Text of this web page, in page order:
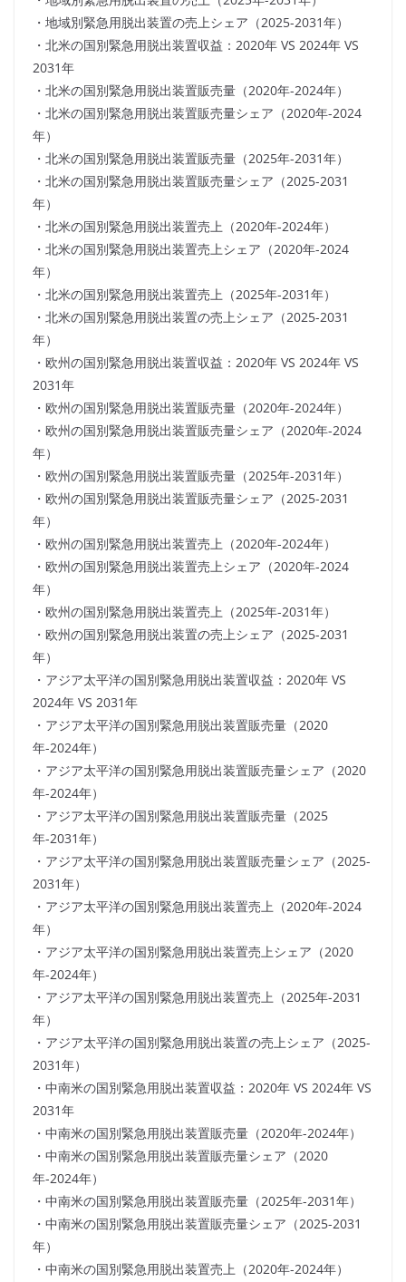
・地域別緊急用脱出装置の売上シェア（2025-2031年）
・北米の国別緊急用脱出装置収益：2020年 VS 2024年 VS
2031年
・北米の国別緊急用脱出装置販売量（2020年-2024年）
・北米の国別緊急用脱出装置販売量シェア（2020年-2024
年）
・北米の国別緊急用脱出装置販売量（2025年-2031年）
・北米の国別緊急用脱出装置販売量シェア（2025-2031
年）
・北米の国別緊急用脱出装置売上（2020年-2024年）
・北米の国別緊急用脱出装置売上シェア（2020年-2024
年）
・北米の国別緊急用脱出装置売上（2025年-2031年）
・北米の国別緊急用脱出装置の売上シェア（2025-2031
年）
・欧州の国別緊急用脱出装置収益：2020年 VS 2024年 VS
2031年
・欧州の国別緊急用脱出装置販売量（2020年-2024年）
・欧州の国別緊急用脱出装置販売量シェア（2020年-2024
年）
・欧州の国別緊急用脱出装置販売量（2025年-2031年）
・欧州の国別緊急用脱出装置販売量シェア（2025-2031
年）
・欧州の国別緊急用脱出装置売上（2020年-2024年）
・欧州の国別緊急用脱出装置売上シェア（2020年-2024
年）
・欧州の国別緊急用脱出装置売上（2025年-2031年）
・欧州の国別緊急用脱出装置の売上シェア（2025-2031
年）
・アジア太平洋の国別緊急用脱出装置収益：2020年 VS
2024年 VS 2031年
・アジア太平洋の国別緊急用脱出装置販売量（2020
年-2024年）
・アジア太平洋の国別緊急用脱出装置販売量シェア（2020
年-2024年）
・アジア太平洋の国別緊急用脱出装置販売量（2025
年-2031年）
・アジア太平洋の国別緊急用脱出装置販売量シェア（2025-
2031年）
・アジア太平洋の国別緊急用脱出装置売上（2020年-2024
年）
・アジア太平洋の国別緊急用脱出装置売上シェア（2020
年-2024年）
・アジア太平洋の国別緊急用脱出装置売上（2025年-2031
年）
・アジア太平洋の国別緊急用脱出装置の売上シェア（2025-
2031年）
・中南米の国別緊急用脱出装置収益：2020年 VS 2024年 VS
2031年
・中南米の国別緊急用脱出装置販売量（2020年-2024年）
・中南米の国別緊急用脱出装置販売量シェア（2020
年-2024年）
・中南米の国別緊急用脱出装置販売量（2025年-2031年）
・中南米の国別緊急用脱出装置販売量シェア（2025-2031
年）
・中南米の国別緊急用脱出装置売上（2020年-2024年）